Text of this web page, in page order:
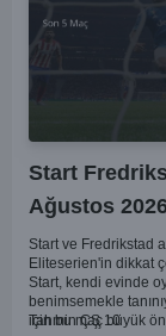
Start
Ağustos
Start ve Fredrikstad
Eliteserien'in dikkat
Start, kendi evinde
benimsemekle
için bu maç büyük
Tahmin ÇŞ 10